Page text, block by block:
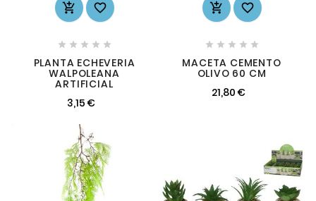
 
    
PLANTA ECHEVERIA
WALPOLEANA
ARTIFICIAL
3,15 €
 
    
MACETA CEMENTO
OLIVO 60 CM
21,80 €